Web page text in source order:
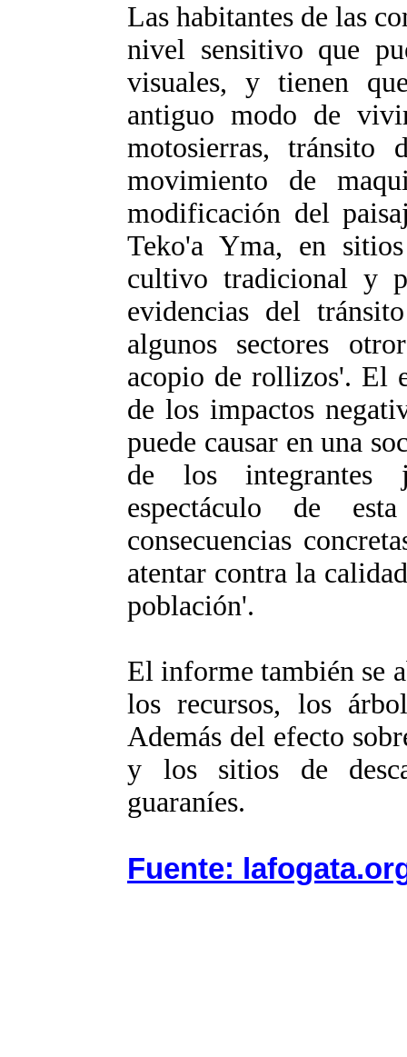
Las habitantes de las
nivel sensitivo que
visuales, y tienen
antiguo modo de
motosierras, tránsito
movimiento de
modificación del
Teko'a Yma, en
cultivo tradicional y
evidencias del
algunos sectores
acopio de rollizos'. El
de los impactos
puede causar en una
de los integrantes
espectáculo de
consecuencias
atentar contra la
población'.
El informe también se
los recursos, los
Además del efecto
y los sitios de
guaraníes.
Fuente: